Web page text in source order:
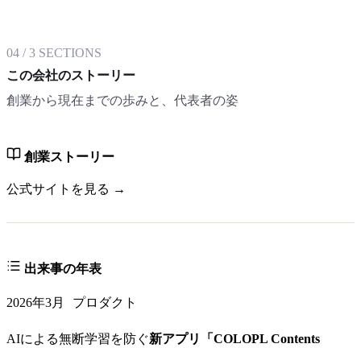
04 /3 SECTIONS
この会社のストーリー
創業から現在までの歩みと、代表者の姿
創業ストーリー
公式サイトを見る →
出来事の年表
2026年3月 プロダクト
AIによる無断学習を防ぐ新アプリ「COLOPL Contents